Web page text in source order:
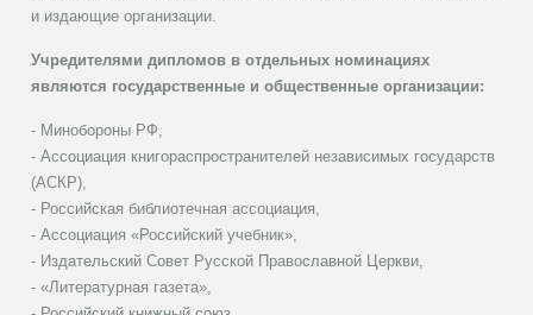
и издающие организации.
Учредителями дипломов в отдельных номинациях
являются государственные и общественные организации:
- Минобороны РФ,
- Ассоциация книгораспространителей независимых государств
(АСКР),
- Российская библиотечная ассоциация,
- Ассоциация «Российский учебник»,
- Издательский Совет Русской Православной Церкви,
- «Литературная газета»,